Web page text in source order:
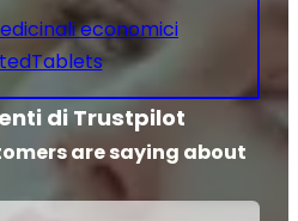
economici
di Trustpilot
are saying about